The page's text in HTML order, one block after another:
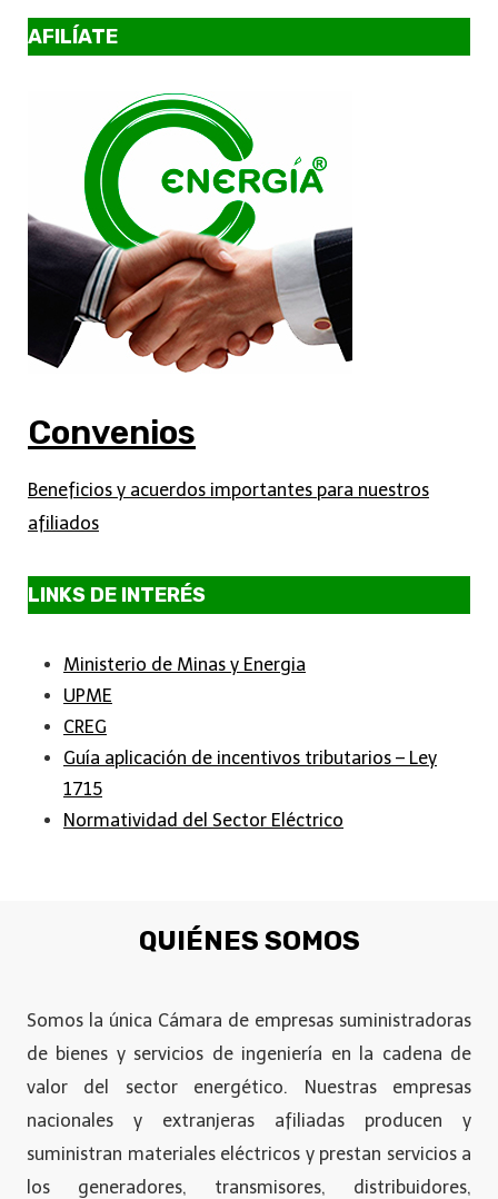
AFILÍATE
Convenios
Beneficios y acuerdos importantes para nuestros
afiliados
LINKS DE INTERÉS
Ministerio de Minas y Energia
UPME
CREG
Guía aplicación de incentivos tributarios – Ley
1715
Normatividad del Sector Eléctrico
QUIÉNES SOMOS
Somos la única Cámara de empresas suministradoras
de bienes y servicios de ingeniería en la cadena de
valor del sector energético. Nuestras empresas
nacionales y extranjeras afiliadas producen y
suministran materiales eléctricos y prestan servicios a
los generadores, transmisores, distribuidores,